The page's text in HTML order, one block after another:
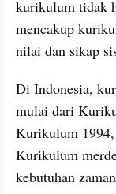
kurikulum tidak
mencakup
nilai dan sikap
Di Indonesia,
mulai dari
Kurikulum
Kurikulum
kebutuhan